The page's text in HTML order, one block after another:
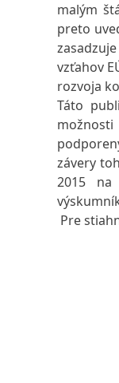
malým
preto
vzťahov
rozvoja
Táto
závery
2015 na
Pre